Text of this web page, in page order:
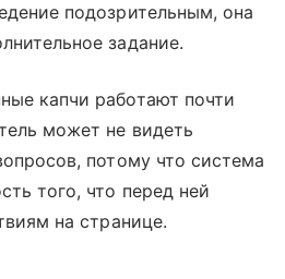
подозрительным, она
задание.
капчи работают почти
может не видеть
потому что система
того, что перед ней
на странице.